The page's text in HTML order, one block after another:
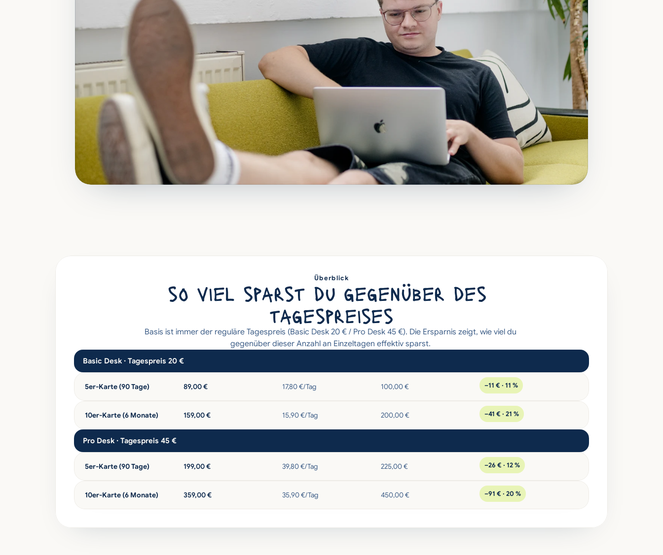
Überblick
so viel sparst du gegenüber des
tagespreises
Basis ist immer der reguläre Tagespreis (Basic Desk 20 € / Pro Desk 45 €). Die Ersparnis zeigt, wie viel du
gegenüber dieser Anzahl an Einzeltagen effektiv sparst.
Basic Desk · Tagespreis 20 €
5er-Karte (90 Tage) 89,00 € 17,80 €/Tag 100,00 € –11 € · 11 %
10er-Karte (6 Monate) 159,00 € 15,90 €/Tag 200,00 € –41 € · 21 %
Pro Desk · Tagespreis 45 €
5er-Karte (90 Tage) 199,00 € 39,80 €/Tag 225,00 € –26 € · 12 %
10er-Karte (6 Monate) 359,00 € 35,90 €/Tag 450,00 € –91 € · 20 %